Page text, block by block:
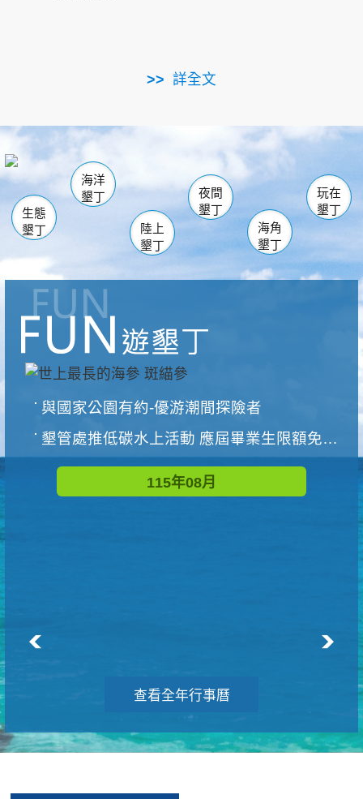
詳全文
南仁湖
海生館
恆春 佳樂水
龍鑾潭自然中心 森林遊樂區
瓊麻館
關山 墾管處遊客中心
社頂公園 風吹沙
船帆石
白砂 龍磐公園
香蕉灣
砂島
鵝鑾鼻
生態
墾丁
海洋
墾丁
陸上
墾丁
夜間
墾丁
海角
墾丁
玩在
墾丁
與國家公園有約-優游潮間探險者
墾管處推低碳水上活動 應屆畢業生限額免費參加
115年08月
查看全年行事曆